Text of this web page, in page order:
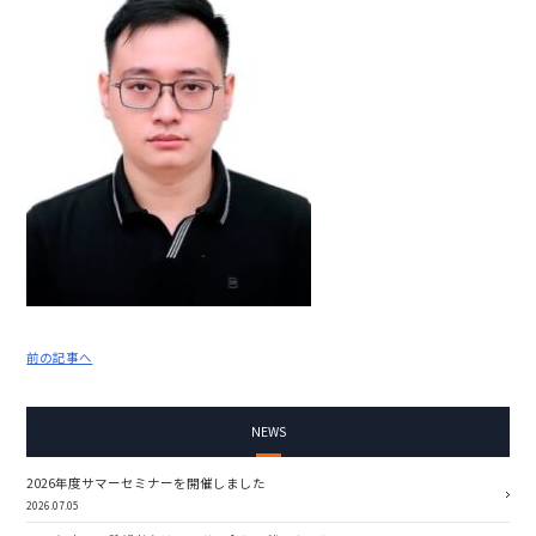
前の記事へ
NEWS
2026年度サマーセミナーを開催しました
2026.07.05